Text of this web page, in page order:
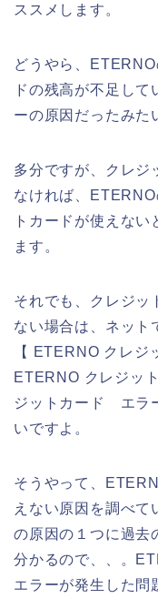
ススメします。
どうやら、
ドの残高が不足し
ーの原因だったみた
多分ですが、クレジ
なければ、
トカードが使えな
ます。
それでも、クレジッ
ない場合は、ネット
【 ETERNO クレ
ETERNO クレジッ
ジットカード エラ
いですよ。
そうやって、
えない原因を調べて
の原因の１つに過去
分かるので、、。
エラーが発生した問